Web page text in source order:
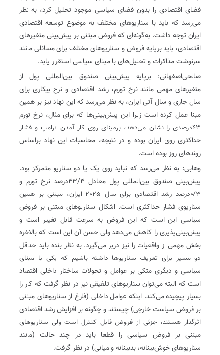
فضای اقتصادی را بدون فضای سیاسی موجود تحلیل کرد، به نظر
می‌رسد که باید با سناریوهای مختلف به موضوع توسعه اقتصادی
ایران توجه داشت. به‌گونه‌ای که فروض مبتنی بر پیش‌بینی متغیرهای
اقتصادی، باید برپایه فروض و سناریوهای مختلف برای مسائلی مانند
سرنوشت مذاکرات و تحلیل‌های با مبنای سیاسی استقرار یابد.
صالحی‌اصفهانی: برپایه پیش‌بینی صندوق بین‌المللی پول از
متغیرهای مهمی مانند نرخ تورم، رشد اقتصادی و نرخ بیکاری برای
سال جاری و سال آتی ایران، به نظر می‌رسد که این نهاد نیز بر همین
مبنا عمل کرده است زیرا این پیش‌بینی‌ها که برای مثال، نرخ تورم
43‌درصدی را نشان می‌دهد، برمبنای روی کار آمدن ترامپ و فشار
حداکثری روی ایران بوده و در نتیجه، محاسبات این نهاد براساس
روندهای روز بوده است.
وهابی: به نظر می‌رسد که نباید روی یک یا دو سناریو متمرکز بود.
پیش‌بینی صندوق بین‌المللی پول معادل 3/‏‏43‌درصد نرخ تورم و
3/‏‏0‌درصد رشد اقتصادی برای سال 2025 ایران، مبتنی بر همین
سناریوی فشار حداکثری است. اشکال سناریوهای مبتنی بر فروض
سیاسی این است که این فروض به سرعت قابل تغییر است و
پیش‌بینی‌پذیری را کاهش می‌دهد ولی حسن آن این است که بالاخره
بخش مهمی از واقعیات را نیز دربر می‌گیرد. به نظر بنده باید حداقل
دو مسیر برای تعریف سناریوها داشته باشیم که یکی با مبنای
سیاسی و دیگری متکی بر عوامل و تحولات ساختار داخلی اقتصاد
است که البته می‌توان سناریوهای تلفیقی نیز در نظر گرفت که کار را
بسیار پیچیده می‌کند. اینکه عوامل داخلی (فارغ از سناریوهای مبتنی
بر فروض سیاست خارجی) چیستند و چگونه بر افزایش رشد اقتصادی
اثرگذار هستند، جزئی از فروض قابل کنترل است ولی سناریوهای
مبتنی بر فروض سیاسی را قطعا باید در چند حالت (مانند
سناریوهای خوش‌بینانه، بدبینانه و میانی) در نظر گرفت.